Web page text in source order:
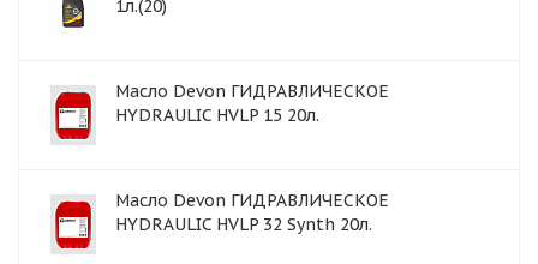
1л.(20)
Масло Devon ГИДРАВЛИЧЕСКОЕ
HYDRAULIC HVLP 15 20л.
Масло Devon ГИДРАВЛИЧЕСКОЕ
HYDRAULIC HVLP 32 Synth 20л.